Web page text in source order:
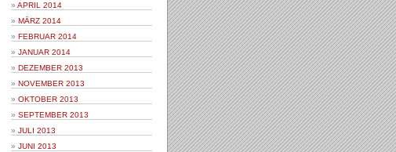
APRIL 2014
MÄRZ 2014
FEBRUAR 2014
JANUAR 2014
DEZEMBER 2013
NOVEMBER 2013
OKTOBER 2013
SEPTEMBER 2013
JULI 2013
JUNI 2013